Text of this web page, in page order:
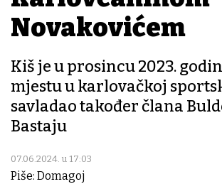
Novakovićem
Kiš je u prosincu 2023.
mjestu u karlovačkoj
savladao također člana
Bastaju
07.06.2024. u 17:03
Piše: Domagoj